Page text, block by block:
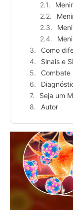
Como
Sinais e
Combate
Seja um
Autor